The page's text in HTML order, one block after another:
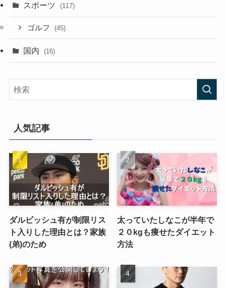
スポーツ (117)
ゴルフ (45)
国内 (16)
人気記事
ダルビッシュ有が制限リス
ト入りした理由とは？家族
(弟)のため
太っていたしなこが半年で
２０kgも痩せたダイエット
方法